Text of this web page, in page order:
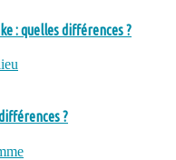
: quelles différences ?
?